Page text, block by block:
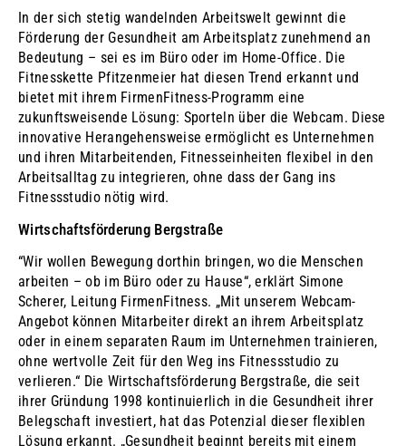
In der sich stetig wandelnden Arbeitswelt gewinnt die
Förderung der Gesundheit am Arbeitsplatz zunehmend an
Bedeutung – sei es im Büro oder im Home-Office. Die
Fitnesskette Pfitzenmeier hat diesen Trend erkannt und
bietet mit ihrem FirmenFitness-Programm eine
zukunftsweisende Lösung: Sporteln über die Webcam. Diese
innovative Herangehensweise ermöglicht es Unternehmen
und ihren Mitarbeitenden, Fitnesseinheiten flexibel in den
Arbeitsalltag zu integrieren, ohne dass der Gang ins
Fitnessstudio nötig wird.
Wirtschaftsförderung Bergstraße
“Wir wollen Bewegung dorthin bringen, wo die Menschen
arbeiten – ob im Büro oder zu Hause“, erklärt Simone
Scherer, Leitung FirmenFitness. „Mit unserem Webcam-
Angebot können Mitarbeiter direkt an ihrem Arbeitsplatz
oder in einem separaten Raum im Unternehmen trainieren,
ohne wertvolle Zeit für den Weg ins Fitnessstudio zu
verlieren.“ Die Wirtschaftsförderung Bergstraße, die seit
ihrer Gründung 1998 kontinuierlich in die Gesundheit ihrer
Belegschaft investiert, hat das Potenzial dieser flexiblen
Lösung erkannt. „Gesundheit beginnt bereits mit einem